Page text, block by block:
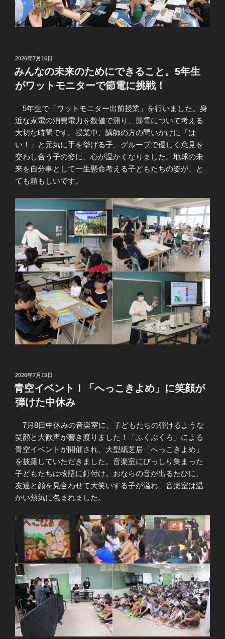
投
稿
日:
2026年7月16日
みんなの未来のためにできること。5年生
がワットモニターで節電に挑戦！
5年生で「ワットモニター出前授業」を行いました。身
近な家電の消費電力を数値で測り、節電について考える
大切な時間です。授業中、講師の方の問いかけに「は
い！」と元気に手を挙げる子、グループで優しく意見を
交わし合う子の姿に、心が温かくなりました。地球の未
来を自分事として一生懸命考える子どもたちの姿が、と
ても頼もしいです。
投
稿
日:
2026年7月15日
青空イベント！「へっこきよめ」に笑顔が
弾けた中休み
7月8日中休みの音楽室に、子どもたちの弾けるような
笑顔と大歓声が響き渡りました！「ふくぶくろ」による
青空イベントが開催され、大型紙芝居「へっこきよめ」
を披露していただきました。音楽室にびっしり集まった
子どもたちは物語に釘付け。おならの音が出るたびに、
友達と顔を見合わせて大笑いする子が溢れ、音楽室は温
かい熱気に包まれました。